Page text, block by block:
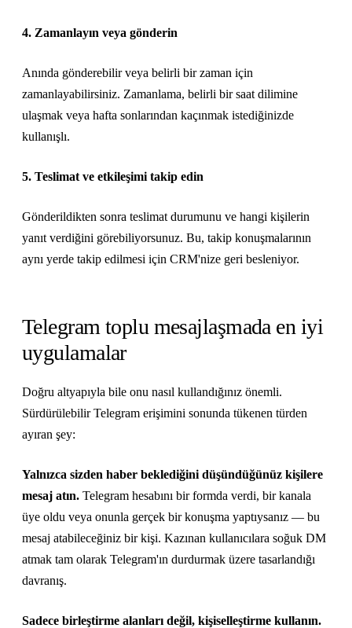
4. Zamanlayın veya gönderin
Anında gönderebilir veya belirli bir zaman için
zamanlayabilirsiniz. Zamanlama, belirli bir saat dilimine
ulaşmak veya hafta sonlarından kaçınmak istediğinizde
kullanışlı.
5. Teslimat ve etkileşimi takip edin
Gönderildikten sonra teslimat durumunu ve hangi kişilerin
yanıt verdiğini görebiliyorsunuz. Bu, takip konuşmalarının
aynı yerde takip edilmesi için CRM'nize geri besleniyor.
Telegram toplu mesajlaşmada en iyi
uygulamalar
Doğru altyapıyla bile onu nasıl kullandığınız önemli.
Sürdürülebilir Telegram erişimini sonunda tükenen türden
ayıran şey:
Yalnızca sizden haber beklediğini düşündüğünüz kişilere
mesaj atın. Telegram hesabını bir formda verdi, bir kanala
üye oldu veya onunla gerçek bir konuşma yaptıysanız — bu
mesaj atabileceğiniz bir kişi. Kazınan kullanıcılara soğuk DM
atmak tam olarak Telegram'ın durdurmak üzere tasarlandığı
davranış.
Sadece birleştirme alanları değil, kişiselleştirme kullanın.